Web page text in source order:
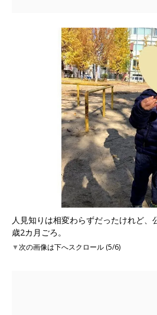
人見知りは相変わらずだったけれど、
歳2カ月ごろ。
▼次の画像は下へスクロール (5/6)